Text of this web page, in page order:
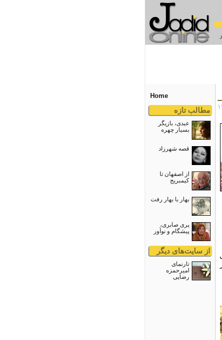
Home
مطالب تازه
عبدی، بازیگر
بسیار چهره
قصه شهرزاد
از اصفهان تا
کیمبریج
بهار با بهار رفت
پری صابری،
پیشگام و نوآور
از سایت‌های دیگر
تارنمای
امیرحمزه
رضایی